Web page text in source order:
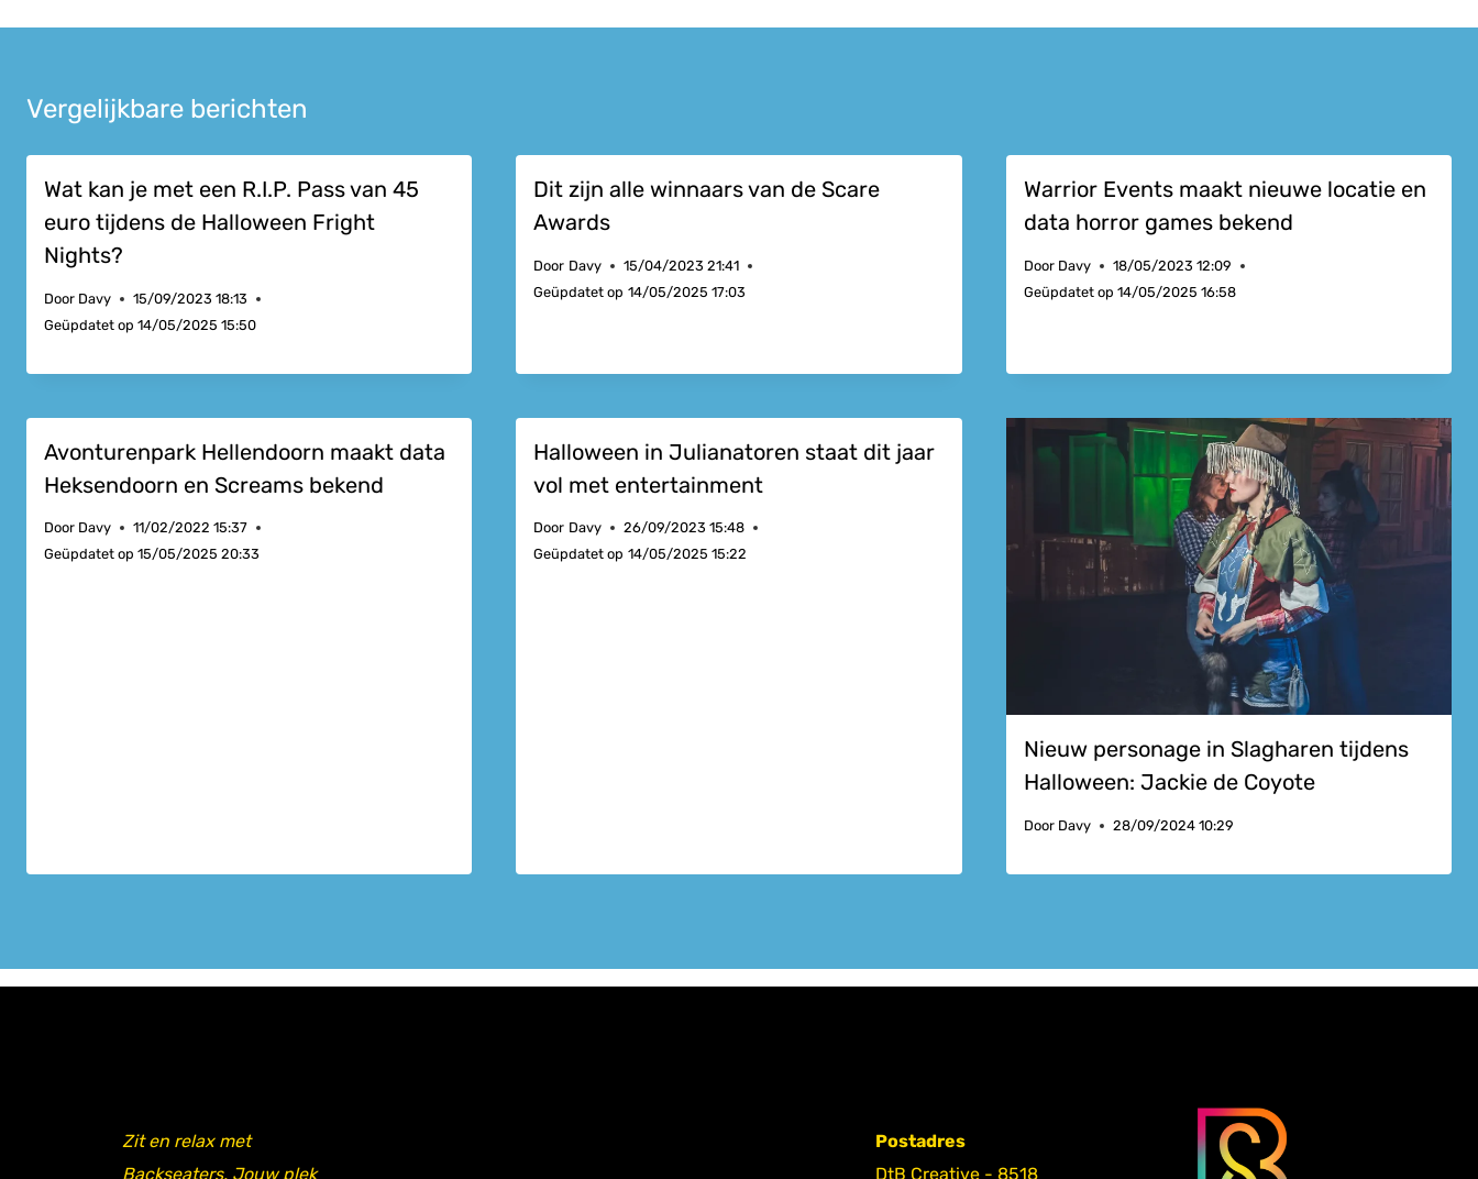
Vergelijkbare berichten
Wat kan je met een R.I.P. Pass van 45
euro tijdens de Halloween Fright
Nights?
Door Davy
15/09/2023 18:13
Geüpdatet op 14/05/2025 15:50
Dit zijn alle winnaars van de Scare
Awards
Door Davy
15/04/2023 21:41
Geüpdatet op 14/05/2025 17:03
Warrior Events maakt nieuwe locatie en
data horror games bekend
Door Davy
18/05/2023 12:09
Geüpdatet op 14/05/2025 16:58
Avonturenpark Hellendoorn maakt data
Heksendoorn en Screams bekend
Door Davy
11/02/2022 15:37
Geüpdatet op 15/05/2025 20:33
Halloween in Julianatoren staat dit jaar
vol met entertainment
Door Davy
26/09/2023 15:48
Geüpdatet op 14/05/2025 15:22
Nieuw personage in Slagharen tijdens
Halloween: Jackie de Coyote
Door Davy 28/09/2024 10:29
Zit en relax met
Backseaters. Jouw plek
Postadres
DtB Creative - 8518